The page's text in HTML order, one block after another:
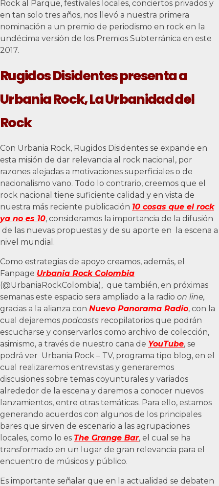
Rock al Parque, festivales locales, conciertos privados y
en tan solo tres años, nos llevó a nuestra primera
nominación a un premio de periodismo en rock en la
undécima versión de los Premios Subterránica en este
2017.
Rugidos Disidentes presenta a
Urbania Rock, La Urbanidad del
Rock
Con Urbania Rock, Rugidos Disidentes se expande en
esta misión de dar relevancia al rock nacional, por
razones alejadas a motivaciones superficiales o de
nacionalismo vano. Todo lo contrario, creemos que el
rock nacional tiene suficiente calidad y en vista de
nuestra más reciente publicación 10 cosas que el rock
ya no es 10, consideramos la importancia de la difusión
de las nuevas propuestas y de su aporte en la escena a
nivel mundial.
Como estrategias de apoyo creamos, además, el
Fanpage Urbania Rock Colombia
(@UrbaniaRockColombia), que también, en próximas
semanas este espacio sera ampliado a la radio on line,
gracias a la alianza con Nuevo Panorama Radio, con la
cual dejaremos podcasts recopilatorios que podrán
escucharse y conservarlos como archivo de colección,
asimismo, a través de nuestro cana de YouTube, se
podrá ver Urbania Rock – TV, programa tipo blog, en el
cual realizaremos entrevistas y generaremos
discusiones sobre temas coyunturales y variados
alrededor de la escena y daremos a conocer nuevos
lanzamientos, entre otras temáticas. Para ello, estamos
generando acuerdos con algunos de los principales
bares que sirven de escenario a las agrupaciones
locales, como lo es The Grange Bar, el cual se ha
transformado en un lugar de gran relevancia para el
encuentro de músicos y público.
Es importante señalar que en la actualidad se debaten